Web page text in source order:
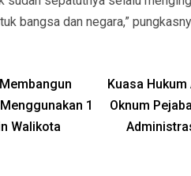
bangsa dan negara,”
1
Walikota
Kuasa
Oknum